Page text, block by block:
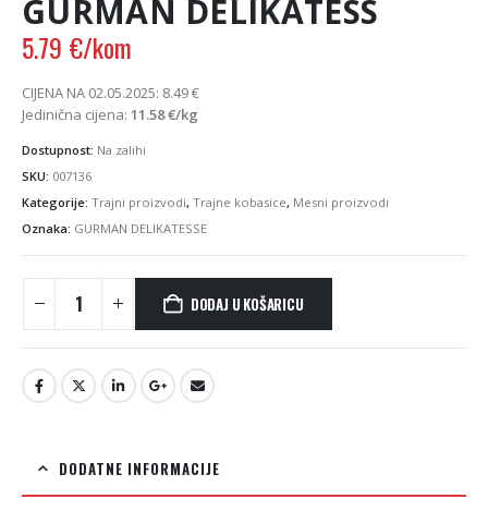
GURMAN DELIKATESS
5.79 €/kom
CIJENA NA 02.05.2025: 8.49€
Jedinična cijena: 11.58€/kg
Dostupnost: Na zalihi
SKU: 007136
Kategorije: Trajni proizvodi, Trajne kobasice, Mesni proizvodi
Oznaka: GURMAN DELIKATESSE
DODAJ U KOŠARICU
DODATNE INFORMACIJE